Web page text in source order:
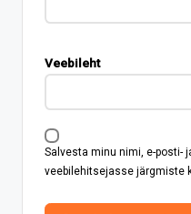
Veebileht
Salvesta minu nimi, e-posti-
veebilehitsejasse järgmiste